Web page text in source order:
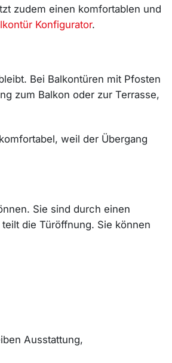
zudem einen komfortablen und
Konfigurator.
Bei Balkontüren mit Pfosten
zum Balkon oder zur Terrasse,
weil der Übergang
Sie sind durch einen
die Türöffnung. Sie können
Ausstattung,